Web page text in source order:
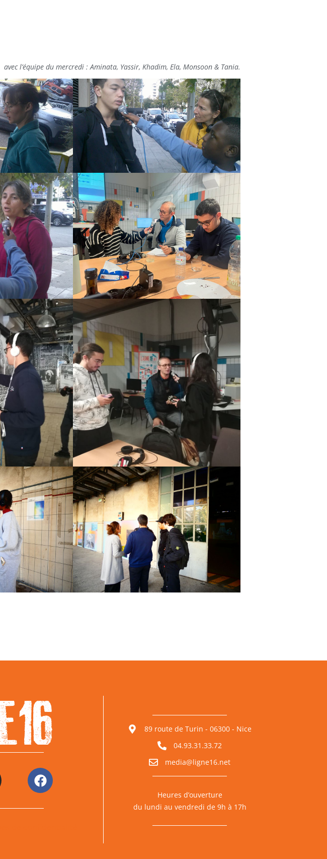
avec l’équipe du mercredi : Aminata, Yassir, Khadim, Ela, Monsoon & Tania.
89 route de Turin - 06300 - Nice
04.93.31.33.72
media@ligne16.net
Heures d’ouverture
du lundi au vendredi de 9h à 17h